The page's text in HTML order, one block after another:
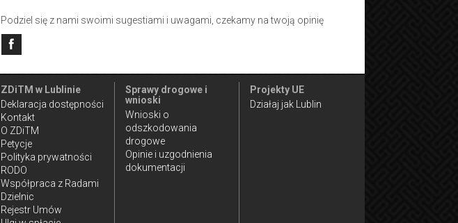
Podziel się z nami swoimi sugestiami i uwagami, czekamy na twoją opinię
ZDiTM w Lublinie
Deklaracja dostępności
Kontakt
O ZDiTM
Petycje
Polityka prywatności
RODO
Współpraca z Radami
Dzielnic
Rejestr Umów
Sprawy drogowe i
wnioski
Wnioski o
odszkodowania
drogowe
Opinie i uzgodnienia
dokumentacji
Projekty UE
Działaj jak Lublin